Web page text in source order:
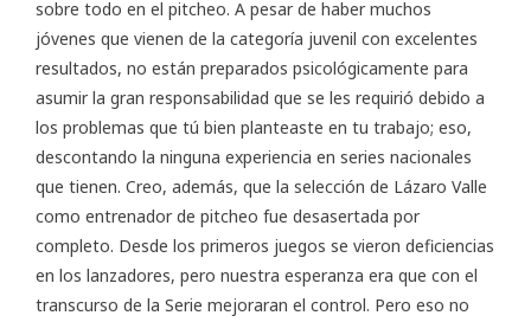
sobre todo en el pitcheo. A pesar de haber muchos
jóvenes que vienen de la categoría juvenil con excelentes
resultados, no están preparados psicológicamente para
asumir la gran responsabilidad que se les requirió debido a
los problemas que tú bien planteaste en tu trabajo; eso,
descontando la ninguna experiencia en series nacionales
que tienen. Creo, además, que la selección de Lázaro Valle
como entrenador de pitcheo fue desasertada por
completo. Desde los primeros juegos se vieron deficiencias
en los lanzadores, pero nuestra esperanza era que con el
transcurso de la Serie mejoraran el control. Pero eso no